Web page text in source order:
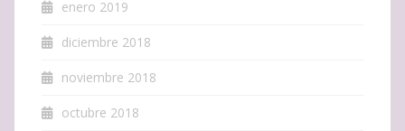
enero 2019
diciembre 2018
noviembre 2018
octubre 2018